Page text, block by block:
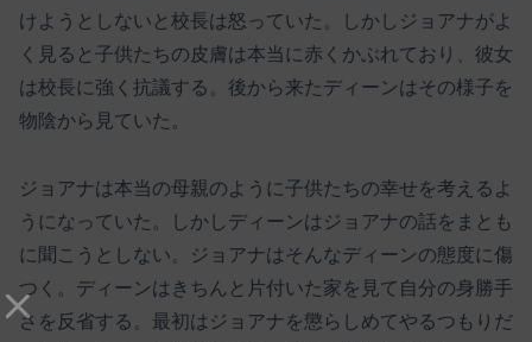
けようとしないと校長は怒っていた。しかしジョアナがよ
く見ると子供たちの皮膚は本当に赤くかぶれており、彼女
は校長に強く抗議する。後から来たディーンはその様子を
物陰から見ていた。
ジョアナは本当の母親のように子供たちの幸せを考えるよ
うになっていた。しかしディーンはジョアナの話をまとも
に聞こうとしない。ジョアナはそんなディーンの態度に傷
つく。ディーンはきちんと片付いた家を見て自分の身勝手
さを反省する。最初はジョアナを懲らしめてやるつもりだ